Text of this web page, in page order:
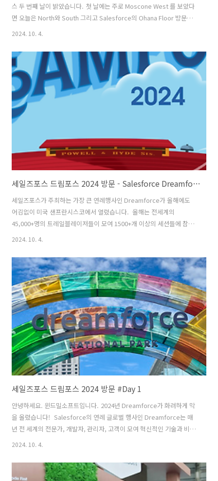
스 두 번째 날이 밝았습니다. 첫 날에는 주로 Moscone West 를 보았다
면 오늘은 North와 South 그리고 Salesforce의 Ohana Floor 방문기
및 Dreamfest까지! 위에 빨간색 네모 쳐진 곳들을 방문할건데요. 아주
도 정복하러 출발해보시죠~! Moscone North, South에서도 다양한 부
스와 사진 촬영 공간이 있었습니다.특히 직접 식물을 심어볼 수 있는 부
스도 있어서, 저희도 참여해 작은 식물을 심어봤어요! 로봇이 가져다주
는 화분! 점심은 야외에서 세션 내용을 들으며 피크닉처럼 즐겼습니다.
세션을 들으면서 피크닉을 할 수 있..
2024. 10. 4.
세일즈포스 드림포스 2024 방문 - Salesforce Dreamforce 2024 in San Francisco
세일즈포스가 주최하는 가장 큰 연례행사인 Dreamforce가 올해에도
어김없이 미국 샌프란시스코에서 열렸습니다. 올해는 전세계의
45,000+명의 트레일블레이저들이 모여 1500+개 이상의 세션들에 참여
하는 큰 규모를 자랑했습니다. 드림포스 2024는 세일즈포스 CEO인
Together"를 주제로 사람과 AI가 함께 고객 성공을 이끌기 위한 세일즈
포스의 비전에 대한 기조연설로 시작했습니다. ChatGPT, Copilot 같
이 AI를 일상생활에서도 쉽게 찾아볼 수 있게 된 추세에 따라 세일즈포스
또한 25+년간 다양한 분야의 고객과 함께 쌓아온 CRM 경험을 AI와 함께
녹여낸 'AgentForc..
2024. 10. 4.
세일즈포스 드림포스 2024 방문 #Day 1
안녕하세요. 윈드밀소프트입니다. 2024년 Dreamforce가 화려하게 막
을 올렸습니다! Salesforce의 연례 글로벌 행사인 Dreamforce는 매
년 전 세계의 전문가, 개발자, 관리자, 고객이 모여 혁신적인 기술과 비즈
니스 트렌드를 공유하는 자리로 유명합니다. 이번 Dreamforce는 9월
소프트에서도 트렌드를 놓치지 않기 위해 매년 참여하고 있는데 이번
2024년 Dreamforce, 그 뜨거운 열기와 다양한 인사이트를 여러분과
2024. 10. 4.